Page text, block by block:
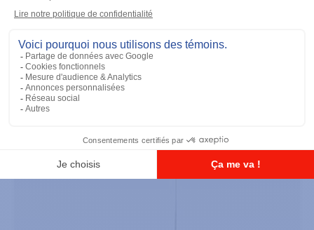
UHF 3.5dB Gain Through-hole Mount
Antenna, 470-494 MHz
Ajouter à la liste